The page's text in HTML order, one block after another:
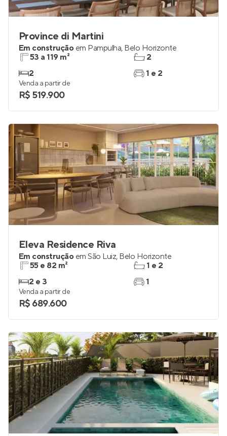
Province di Martini
Em construção em Pampulha, Belo Horizonte
53 a 119 m²
2
2
1 e 2
Venda a partir de
R$ 519.900
Eleva Residence Riva
Em construção em São Luiz, Belo Horizonte
55 e 82 m²
2 e 3
1 e 2
1
Venda a partir de
R$ 689.600